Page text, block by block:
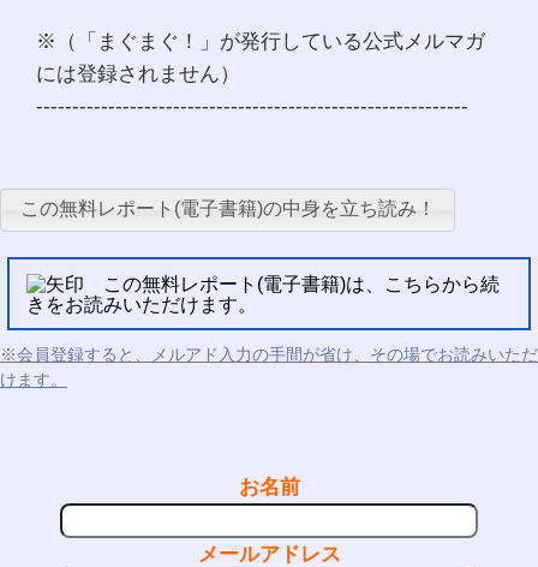
※（「まぐまぐ！」が発行している公式メルマガ
には登録されません）
------------------------------------------------------------
この無料レポート(電子書籍)の中身を立ち読み！
この無料レポート(電子書籍)は、こちらから続
きをお読みいただけます。
※会員登録すると、メルアド入力の手間が省け、その場でお読みいただ
けます。
お名前
メールアドレス